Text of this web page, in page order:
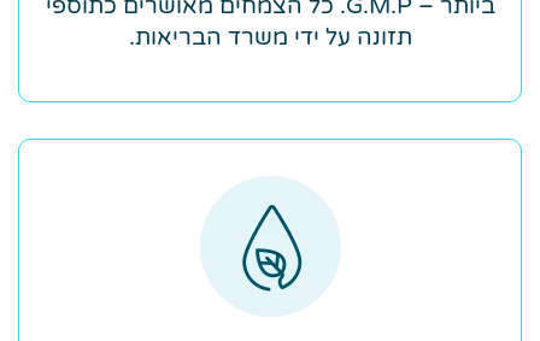
ביותר – G.M.P. כל הצמחים מאושרים כתוספי
תזונה על ידי משרד הבריאות.